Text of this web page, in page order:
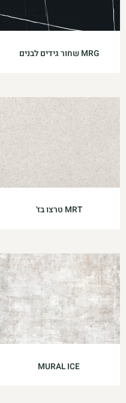
MRG שחור גידים לבנים
MRT טרצו בז'
MURAL ICE